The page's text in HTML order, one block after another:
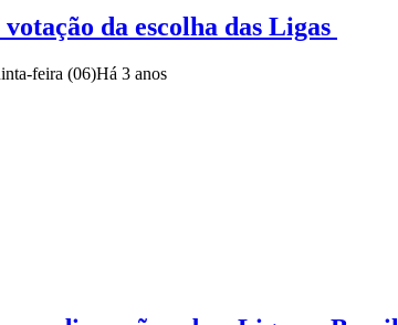
da escolha das Ligas
feira (06)Há 3 anos